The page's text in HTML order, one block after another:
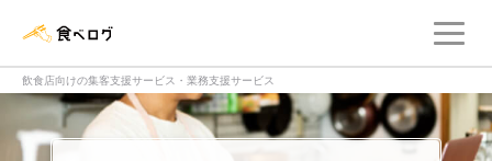
飲食店向けの集客支援サービス・業務支援サービス